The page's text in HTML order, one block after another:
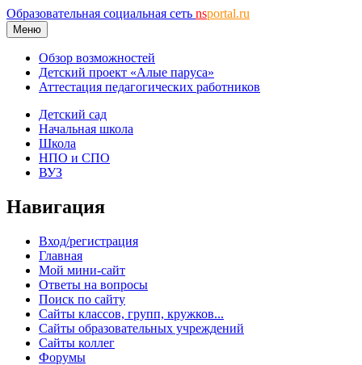
Образовательная социальная сеть nsportal.ru
Меню
Обзор возможностей
Детский проект «Алые паруса»
Аттестация педагогических работников
Детский сад
Начальная школа
Школа
НПО и СПО
ВУЗ
Навигация
Вход/регистрация
Главная
Мой мини-сайт
Ответы на вопросы
Поиск по сайту
Сайты классов, групп, кружков...
Сайты образовательных учреждений
Сайты коллег
Форумы